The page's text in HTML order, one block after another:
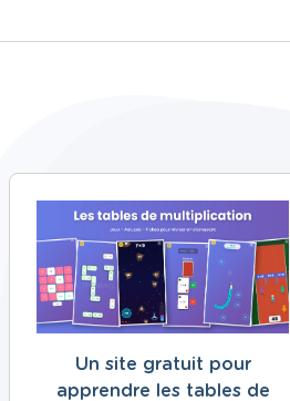
Un site gratuit pour
apprendre les tables de